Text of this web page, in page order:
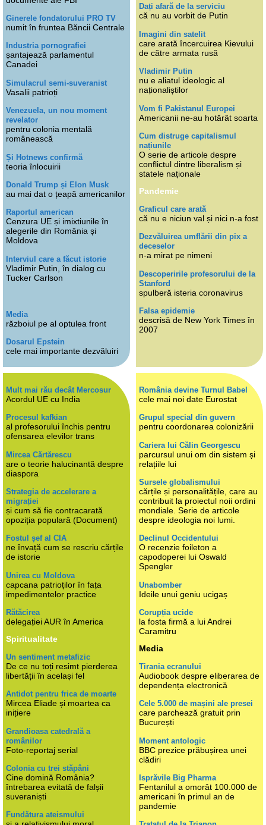
Ginerele fondatorului PRO TV
numit în fruntea Băncii Centrale
Industria pornografiei
șantajează parlamentul
Canadei
Simulacrul semi-suveranist
Vasalii patrioți
Venezuela, un nou moment
revelator
pentru colonia mentală
românească
Și Hotnews confirmă
teoria înlocuirii
Donald Trump și Elon Musk
au mai dat o țeapă americanilor
Raportul american
Cenzura UE și imixtiunile în
alegerile din România și
Moldova
Interviul care a făcut istorie
Vladimir Putin, în dialog cu
Tucker Carlson
Media
războiul pe al optulea front
Dosarul Epstein
cele mai importante dezvăluiri
Dați afară de la serviciu
că nu au vorbit de Putin
Imagini din satelit
care arată încercuirea Kievului
de către armata rusă
Vladimir Putin
nu e aliatul ideologic al
naționaliștilor
Vom fi Pakistanul Europei
Americanii ne-au hotărât soarta
Cum distruge capitalismul
națiunile
O serie de articole despre
conflictul dintre liberalism și
statele naționale
Pandemie
Graficul care arată
că nu e niciun val și nici n-a fost
Dezvăluirea umflării din pix a
deceselor
n-a mirat pe nimeni
Descoperirile profesorului de la
Stanford
spulberă isteria coronavirus
Falsa epidemie
descrisă de New York Times în
2007
Mult mai rău decât Mercosur
Acordul UE cu India
Procesul kafkian
al profesorului închis pentru
ofensarea elevilor trans
Mircea Cărtărescu
are o teorie halucinantă despre
diaspora
Strategia de accelerare a
migrației
și cum să fie contracarată
opoziția populară (Document)
Fostul șef al CIA
ne învață cum se rescriu cărțile
de istorie
Unirea cu Moldova
capcana patrioților în fața
impedimentelor practice
Rătăcirea
delegației AUR în America
Spiritualitate
Un sentiment metafizic
De ce nu toți resimt pierderea
libertății în același fel
Antidot pentru frica de moarte
Mircea Eliade și moartea ca
inițiere
Grandioasa catedrală a
românilor
Foto-reportaj serial
Colonia cu trei stăpâni
Cine domină România?
întrebarea evitată de falșii
suveraniști
Fundătura ateismului
România devine Turnul Babel
cele mai noi date Eurostat
Grupul special din guvern
pentru coordonarea colonizării
Cariera lui Călin Georgescu
parcursul unui om din sistem și
relațiile lui
Sursele globalismului
cărțile și personalitățile, care au
contribuit la proiectul noii ordini
mondiale. Serie de articole
despre ideologia noi lumi.
Declinul Occidentului
O recenzie foileton a
capodoperei lui Oswald
Spengler
Unabomber
Ideile unui geniu ucigaș
Corupția ucide
la fosta firmă a lui Andrei
Caramitru
Media
Tirania ecranului
Audiobook despre eliberarea de
dependența electronică
Cele 5.000 de mașini ale presei
care parchează gratuit prin
București
Moment antologic
BBC prezice prăbușirea unei
clădiri
Isprăvile Big Pharma
Fentanilul a omorât 100.000 de
americani în primul an de
pandemie